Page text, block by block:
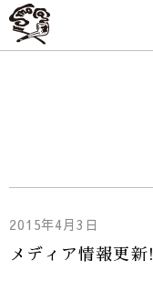
2015年4月3日
メディア情報更新!